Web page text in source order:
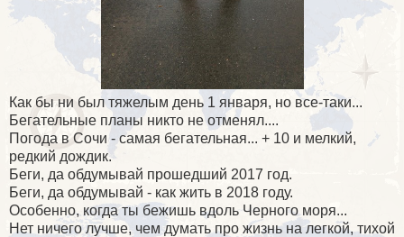
Как бы ни был тяжелым день 1 января, но все-таки...
Бегательные планы никто не отменял....
Погода в Сочи - самая бегательная... + 10 и мелкий,
редкий дождик.
Беги, да обдумывай прошедший 2017 год.
Беги, да обдумывай - как жить в 2018 году.
Особенно, когда ты бежишь вдоль Черного моря...
Нет ничего лучше, чем думать про жизнь на легкой, тихой